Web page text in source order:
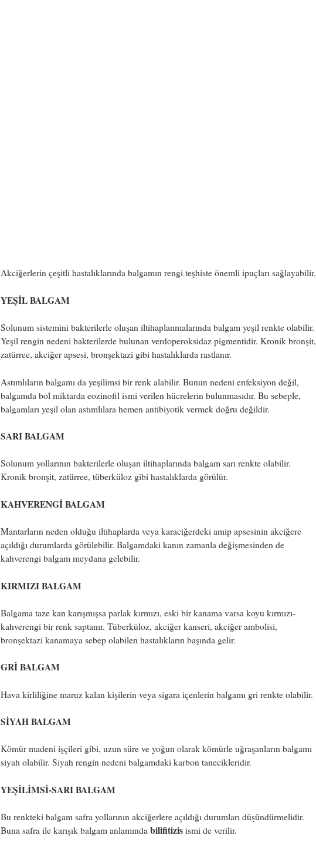
Akciğerlerin çeşitli hastalıklarında balgamın rengi teşhiste önemli ipuçları sağlayabilir.
YEŞİL BALGAM
Solunum sistemini bakterilerle oluşan iltihaplanmalarında balgam yeşil renkte olabilir.
Yeşil rengin nedeni bakterilerde bulunan verdoperoksidaz pigmentidir. Kronik bronşit,
zatürree, akciğer apsesi, bronşektazi gibi hastalıklarda rastlanır.
Astımlıların balgamı da yeşilimsi bir renk alabilir. Bunun nedeni enfeksiyon değil,
balgamda bol miktarda eozinofil ismi verilen hücrelerin bulunmasıdır. Bu sebeple,
balgamları yeşil olan astımlılara hemen antibiyotik vermek doğru değildir.
SARI BALGAM
Solunum yollarının bakterilerle oluşan iltihaplarında balgam sarı renkte olabilir.
Kronik bronşit, zatürree, tüberküloz gibi hastalıklarda görülür.
KAHVERENGİ BALGAM
Mantarların neden olduğu iltihaplarda veya karaciğerdeki amip apsesinin akciğere
açıldığı durumlarda görülebilir. Balgamdaki kanın zamanla değişmesinden de
kahverengi balgam meydana gelebilir.
KIRMIZI BALGAM
Balgama taze kan karışmışsa parlak kırmızı, eski bir kanama varsa koyu kırmızı-
kahverengi bir renk saptanır. Tüberküloz, akciğer kanseri, akciğer ambolisi,
bronşektazi kanamaya sebep olabilen hastalıkların başında gelir.
GRİ BALGAM
Hava kirliliğine maruz kalan kişilerin veya sigara içenlerin balgamı gri renkte olabilir.
SİYAH BALGAM
Kömür madeni işçileri gibi, uzun süre ve yoğun olarak kömürle uğraşanların balgamı
siyah olabilir. Siyah rengin nedeni balgamdaki karbon tanecikleridir.
YEŞİLİMSİ-SARI BALGAM
Bu renkteki balgam safra yollarının akciğerlere açıldığı durumları düşündürmelidir.
Buna safra ile karışık balgam anlamında bilifitizis ismi de verilir.